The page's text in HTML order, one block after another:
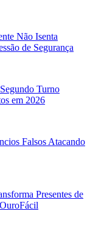
Não Isenta
de Segurança
Turno
em 2026
Falsos Atacando
Presentes de